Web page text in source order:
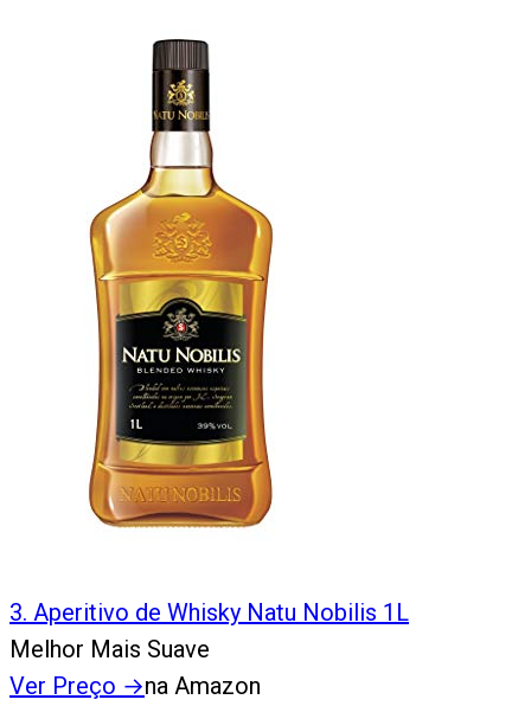
3. Aperitivo de Whisky Natu Nobilis 1L
Melhor Mais Suave
Ver Preço →na Amazon